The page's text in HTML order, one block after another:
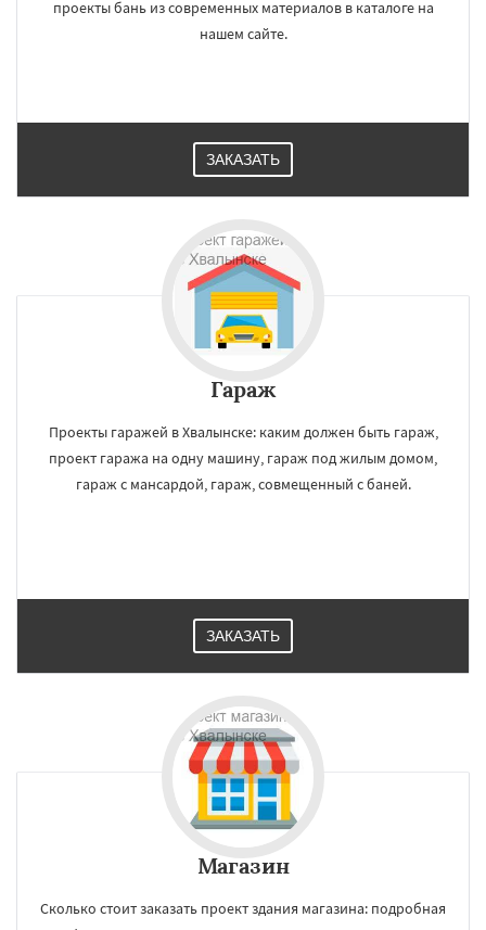
проекты бань из современных материалов в каталоге на
нашем сайте.
ЗАКАЗАТЬ
Гараж
Проекты гаражей в Хвалынске: каким должен быть гараж,
проект гаража на одну машину, гараж под жилым домом,
гараж с мансардой, гараж, совмещенный с баней.
ЗАКАЗАТЬ
Магазин
Сколько стоит заказать проект здания магазина: подробная